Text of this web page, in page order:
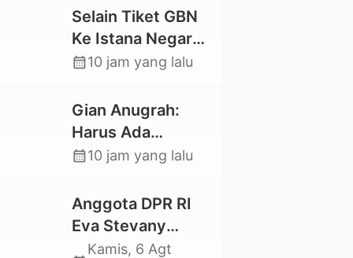
Jalan Kabupaten
Selain Tiket GBN
Ke Istana Negara,
Mahasiswa UKI
juga Lolos ke
Pekan Seni
Mahasiswa
calendar_month10 jam yang lalu
Gian Anugrah:
Harus Ada
Kepastian Hukum
Agar Keluarga
tidak Larut dalam
Trauma dan
calendar_month10 jam yang lalu
Anggota DPR RI
Eva Stevany
Rataba Salurkan
Kamis, 6 Agt